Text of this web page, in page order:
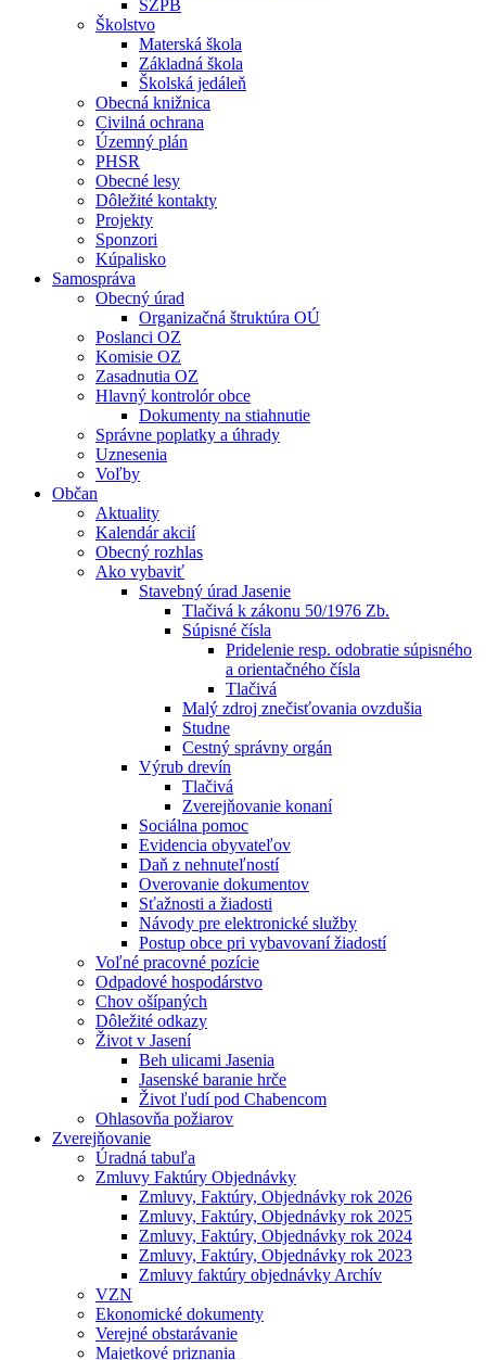
SZPB
Školstvo
Materská škola
Základná škola
Školská jedáleň
Obecná knižnica
Civilná ochrana
Územný plán
PHSR
Obecné lesy
Dôležité kontakty
Projekty
Sponzori
Kúpalisko
Samospráva
Obecný úrad
Organizačná štruktúra OÚ
Poslanci OZ
Komisie OZ
Zasadnutia OZ
Hlavný kontrolór obce
Dokumenty na stiahnutie
Správne poplatky a úhrady
Uznesenia
Voľby
Občan
Aktuality
Kalendár akcií
Obecný rozhlas
Ako vybaviť
Stavebný úrad Jasenie
Tlačivá k zákonu 50/1976 Zb.
Súpisné čísla
Pridelenie resp. odobratie súpisného
a orientačného čísla
Tlačivá
Malý zdroj znečisťovania ovzdušia
Studne
Cestný správny orgán
Výrub drevín
Tlačivá
Zverejňovanie konaní
Sociálna pomoc
Evidencia obyvateľov
Daň z nehnuteľností
Overovanie dokumentov
Sťažnosti a žiadosti
Návody pre elektronické služby
Postup obce pri vybavovaní žiadostí
Voľné pracovné pozície
Odpadové hospodárstvo
Chov ošípaných
Dôležité odkazy
Život v Jasení
Beh ulicami Jasenia
Jasenské baranie hrče
Život ľudí pod Chabencom
Ohlasovňa požiarov
Zverejňovanie
Úradná tabuľa
Zmluvy Faktúry Objednávky
Zmluvy, Faktúry, Objednávky rok 2026
Zmluvy, Faktúry, Objednávky rok 2025
Zmluvy, Faktúry, Objednávky rok 2024
Zmluvy, Faktúry, Objednávky rok 2023
Zmluvy faktúry objednávky Archív
VZN
Ekonomické dokumenty
Verejné obstarávanie
Majetkové priznania